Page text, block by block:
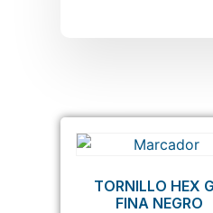
TORNILLO HEX
FINA NEGRO